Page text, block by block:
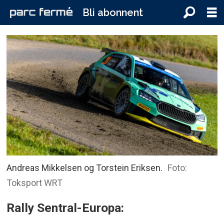
Bli abonnent
Andreas Mikkelsen og Torstein Eriksen. Foto:
Toksport WRT
Rally Sentral-Europa: